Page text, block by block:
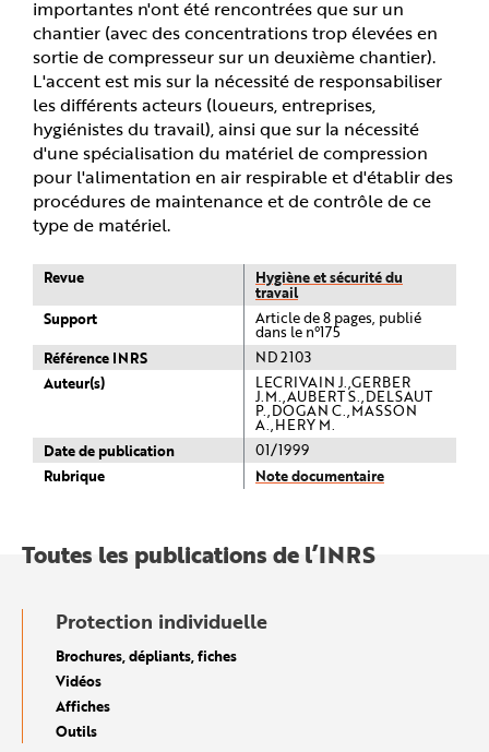
importantes n'ont été rencontrées que sur un
chantier (avec des concentrations trop élevées en
sortie de compresseur sur un deuxième chantier).
L'accent est mis sur la nécessité de responsabiliser
les différents acteurs (loueurs, entreprises,
hygiénistes du travail), ainsi que sur la nécessité
d'une spécialisation du matériel de compression
pour l'alimentation en air respirable et d'établir des
procédures de maintenance et de contrôle de ce
type de matériel.
Revue Hygiène et sécurité du
travail
Support
Article de 8 pages, publié
dans le n°175
Référence INRS ND 2103
Auteur(s) LECRIVAIN J.,GERBER
J.M.,AUBERT S.,DELSAUT
P.,DOGAN C.,MASSON
A.,HERY M.
Date de publication 01/1999
Rubrique Note documentaire
Toutes les publications de l’INRS
Protection individuelle
Brochures, dépliants, fiches
Vidéos
Affiches
Outils